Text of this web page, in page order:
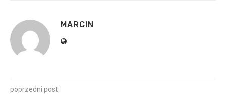
MARCIN
poprzedni post